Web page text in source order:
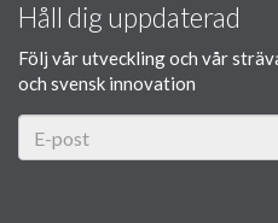
Håll dig uppdaterad
Följ vår utveckling och vår
och svensk innovation